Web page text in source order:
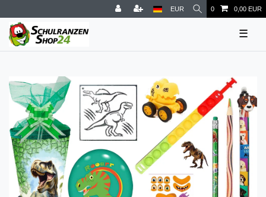
EUR 0 0,00 EUR
☰